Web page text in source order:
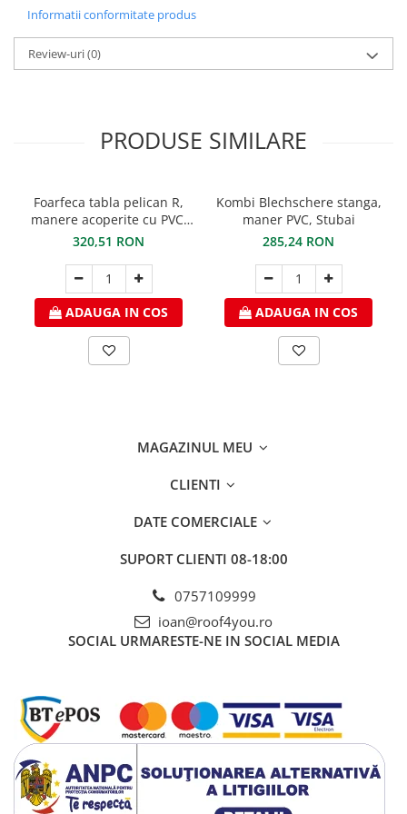
Accesorii ciocane
Scule
Trasatoare
Topoare
SOREX
BUSCHMANN
Structuri fatade ventilate
Informatii conformitate produs
Review-uri(0)
PRODUSE SIMILARE
Foarfeca tabla pelican R,
manere acoperite cu PVC,
STUBAI
320,51 RON
ADAUGA IN COS
Kombi Blechschere stanga,
maner PVC, Stubai
285,24 RON
ADAUGA IN COS
MAGAZINUL MEU
CLIENTI
DATE COMERCIALE
SUPORT CLIENTI 08-18:00
0757109999
ioan@roof4you.ro
SOCIAL URMARESTE-NE IN SOCIAL MEDIA